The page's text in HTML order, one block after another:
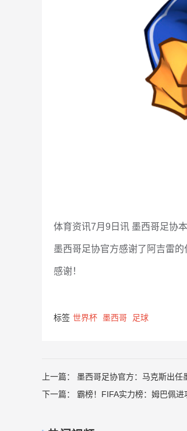
体育资讯7月9日讯 墨西哥足协
墨西哥足协官方感谢了阿吉雷
感谢！
标签 世界杯 墨西哥 足球
上一篇： 墨西哥足协官方：马克斯出任
下一篇： 霸榜！FIFA实力榜：姆巴佩